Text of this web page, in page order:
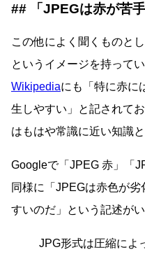
「JPEGは赤が苦
この他によく聞くものと
というイメージを持って
Wikipediaにも「特に赤に
生しやすい」と記されて
はもはや常識に近い知識と
Googleで「JPEG 赤」「
同様に「JPEGは赤色が
すいのだ」という記述が
JPG形式は圧縮によ